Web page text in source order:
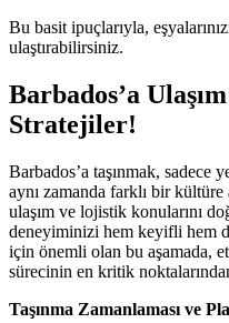
Bu basit ipuçlarıyla,
ulaştırabilirsiniz.
Barbados’a
Stratejiler!
Barbados’a taşınmak, sadece
aynı zamanda farklı bir
ulaşım ve lojistik konularını
deneyiminizi hem keyifli hem
için önemli olan bu aşamada,
sürecinin en kritik
Taşınma Zamanlaması ve